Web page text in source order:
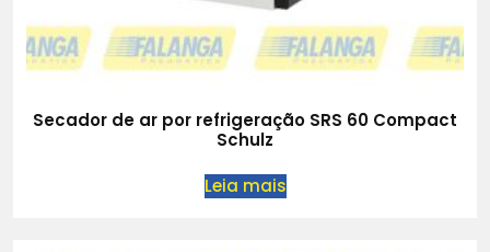
Secador de ar por refrigeração SRS 60 Compact
Schulz
Leia mais